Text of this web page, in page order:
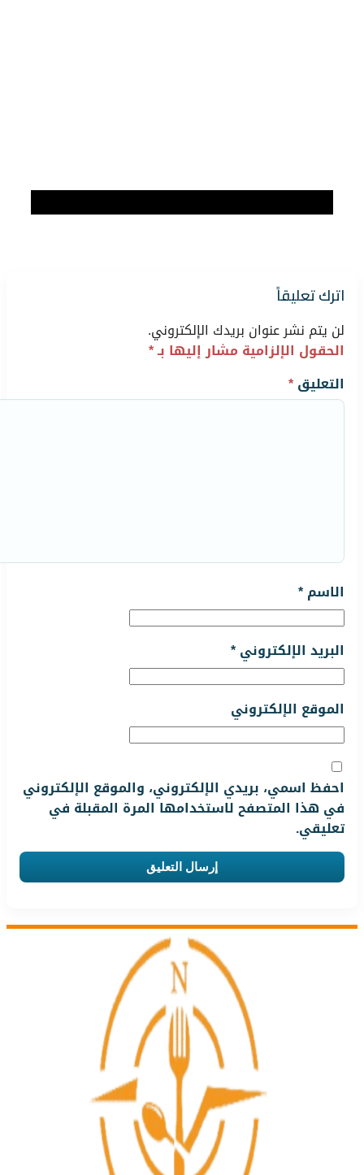
اترك تعليقاً
لن يتم نشر عنوان بريدك الإلكتروني.
الحقول الإلزامية مشار إليها بـ*
التعليق*
الاسم*
البريد الإلكتروني*
الموقع الإلكتروني
احفظ اسمي، بريدي الإلكتروني، والموقع الإلكتروني
في هذا المتصفح لاستخدامها المرة المقبلة في
تعليقي.